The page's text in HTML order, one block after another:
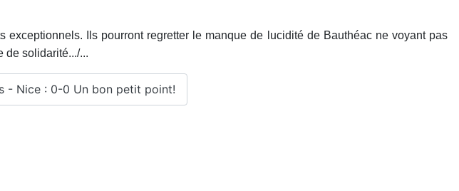
Ils pourront regretter le manque de lucidité de Bauthéac ne voyant pas
de solidarité.../...
- Nice : 0-0 Un bon petit point!